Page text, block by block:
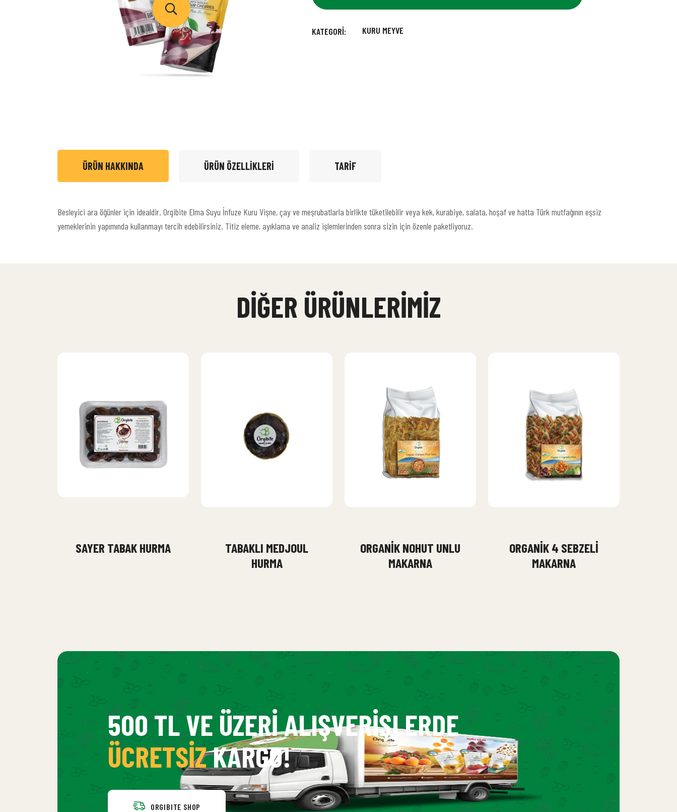
KATEGORI: KURU MEYVE
ÜRÜN HAKKINDA ÜRÜN ÖZELLIKLERI TARIF
Besleyici ara öğünler için idealdir. Orgibite Elma Suyu İnfuze Kuru Vişne, çay ve meşrubatlarla birlikte tüketilebilir veya kek, kurabiye, salata, hoşaf ve hatta Türk mutfağının eşsiz
yemeklerinin yapımında kullanmayı tercih edebilirsiniz. Titiz eleme, ayıklama ve analiz işlemlerinden sonra sizin için özenle paketliyoruz.
DIĞER ÜRÜNLERIMIZ
SAYER TABAK HURMA
TABAKLI MEDJOUL
HURMA
ORGANIK NOHUT UNLU
MAKARNA
ORGANIK 4 SEBZELI
MAKARNA
500 TL VE ÜZERI ALIŞVERIŞLERDE
ÜCRETSIZKARGO!
ORGIBITE SHOP